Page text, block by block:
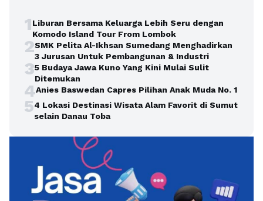
1Liburan Bersama Keluarga Lebih Seru dengan
Komodo Island Tour From Lombok
2SMK Pelita Al-Ikhsan Sumedang Menghadirkan
3 Jurusan Untuk Pembangunan & Industri
35 Budaya Jawa Kuno Yang Kini Mulai Sulit
Ditemukan
4Anies Baswedan Capres Pilihan Anak Muda No. 1
54 Lokasi Destinasi Wisata Alam Favorit di Sumut
selain Danau Toba